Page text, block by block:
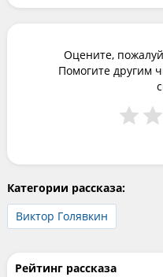
Оцените,
Помогите другим
Категории рассказа:
Виктор Голявкин
Рейтинг рассказа